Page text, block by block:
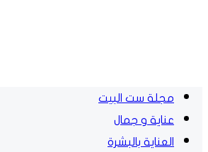
مجلة ست البيت
عناية و جمال
العناية بالبشرة